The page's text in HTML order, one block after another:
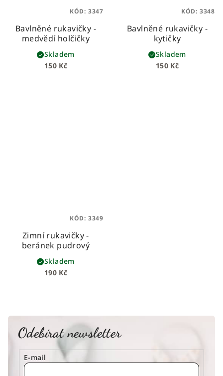
Bavlněné rukavičky -
medvědí holčičky
150 Kč
Skladem
KÓD: 3347
Bavlněné rukavičky -
kytičky
150 Kč
Skladem
KÓD: 3348
Zimní rukavičky -
beránek pudrový
190 Kč
Skladem
KÓD: 3349
Odebírat newsletter
E-mail